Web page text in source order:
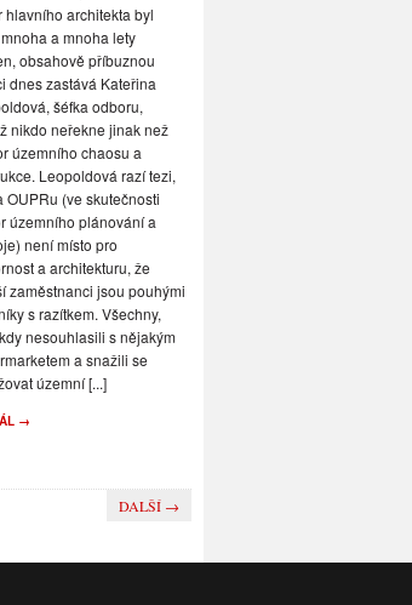
hlavního architekta byl
a mnoha lety
obsahově příbuznou
dnes zastává Kateřina
šéfka odboru,
nikdo neřekne jinak než
územního chaosu a
Leopoldová razí tezi,
OUPRu (ve skutečnosti
územního plánování a
není místo pro
a architekturu, že
zaměstnanci jsou pouhými
s razítkem. Všechny,
nesouhlasili s nějakým
a snažili se
územní [...]
→
DALŠÍ →